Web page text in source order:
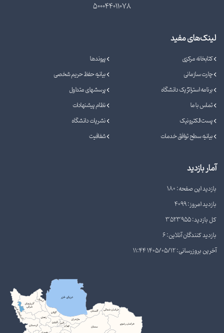
500044011078
لینک‌های مفید
کتابخانه مرکزی
پیوندها
چارت سازمانی
بیانیه حفظ حریم شخصی
برنامه استراتژیک دانشگاه
پرسشهای متداول
تماس با ما
نظام پیشنهادات
پست الکترونیک
نشریات دانشگاه
بیانیه سطح توافق خدمات
شفافیت
آمار بازدید
بازدید این صفحه: 180
بازدید امروز: 4099
کل بازدید: 3523955
بازدید کنندگان آنلاین: 6
آخرین بروزرسانی: 1405/05/12 11:44